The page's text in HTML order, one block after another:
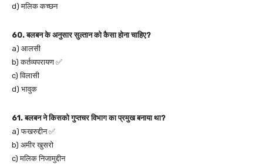
d) मलिक कच्छन
60. बलबन के अनुसार सुल्तान को कैसा होना चाहिए?
a) आलसी
b) कर्तव्यपरायण ✅
c) विलासी
d) भावुक
61. बलबन ने किसको गुप्तचर विभाग का प्रमुख बनाया था?
a) फखरुद्दीन ✅
b) अमीर खुसरो
c) मलिक निजामुद्दीन